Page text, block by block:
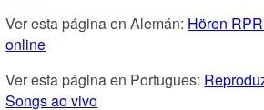
Ver esta página en Alemán: Hören
online
Ver esta página en Portugues:
Songs ao vivo